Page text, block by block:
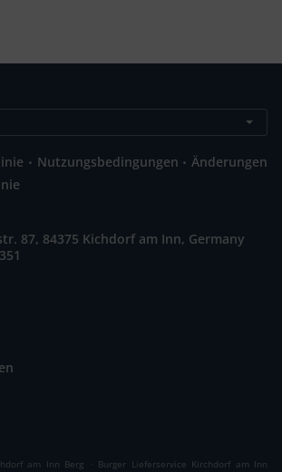
. Nutzungsbedingungen . Änderungen
87, 84375 Kichdorf am Inn, Germany
am Inn Berg . Burger Lieferservice Kirchdorf am Inn